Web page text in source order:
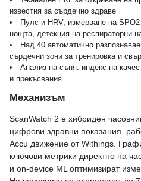
известия за сърдечно здраве
Пулс и HRV, измерване на
нощта, детекция на респираторни
Над 40 автоматично
сърдечни зони за тренировка и
Анализ на съня: индекс на
и прекъсвания
Механизъм
ScanWatch 2 е хибриден
цифрови здравни показания,
Accu движение от Withings.
ключови метрики директно на
и on-device ML оптимизират